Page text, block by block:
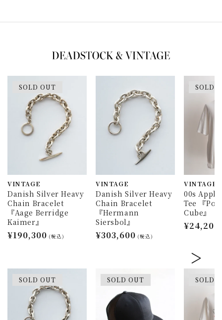
SOLD OUT
VINTAGE
Danish Silver Heavy
Chain Bracelet
『Aage Berridge
Kaimer』
通
格
¥190,300 (税込)
SOLD OUT
VINTAGE
Danish Silver Heavy
Chain Bracelet
『Hermann
Siersbol』
通
¥303,600 (税込)
SOLD OUT
SOLD
VINTAGE
00s
Tee 『
Cube』
通
格
¥24,200
SOLD